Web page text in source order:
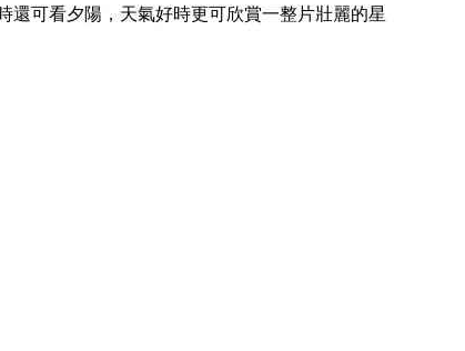
可看夕陽，天氣好時更可欣賞一整片壯麗的星